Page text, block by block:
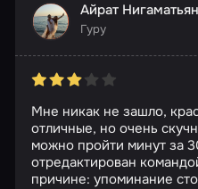
Айрат
Гуру
Мне никак не зашло,
отличные, но очень
можно пройти минут за
отредактирован
причине: упоминание